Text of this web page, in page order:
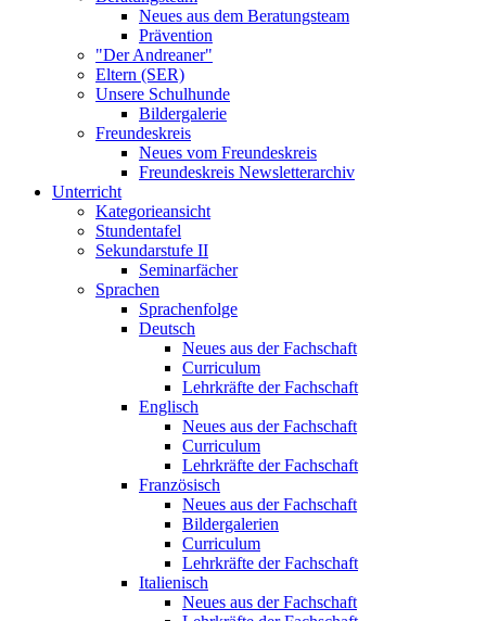
Neues aus dem Beratungsteam
Prävention
"Der Andreaner"
Eltern (SER)
Unsere Schulhunde
Bildergalerie
Freundeskreis
Neues vom Freundeskreis
Freundeskreis Newsletterarchiv
Unterricht
Kategorieansicht
Stundentafel
Sekundarstufe II
Seminarfächer
Sprachen
Sprachenfolge
Deutsch
Neues aus der Fachschaft
Curriculum
Lehrkräfte der Fachschaft
Englisch
Neues aus der Fachschaft
Curriculum
Lehrkräfte der Fachschaft
Französisch
Neues aus der Fachschaft
Bildergalerien
Curriculum
Lehrkräfte der Fachschaft
Italienisch
Neues aus der Fachschaft